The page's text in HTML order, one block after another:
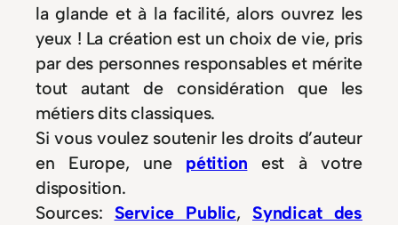
la glande et à la facilité, alors ouvrez les
yeux ! La création est un choix de vie, pris
par des personnes responsables et mérite
tout autant de considération que les
métiers dits classiques.
Si vous voulez soutenir les droits d’auteur
en Europe, une
pétition est à votre
disposition.
Sources: Service Public, Syndicat des